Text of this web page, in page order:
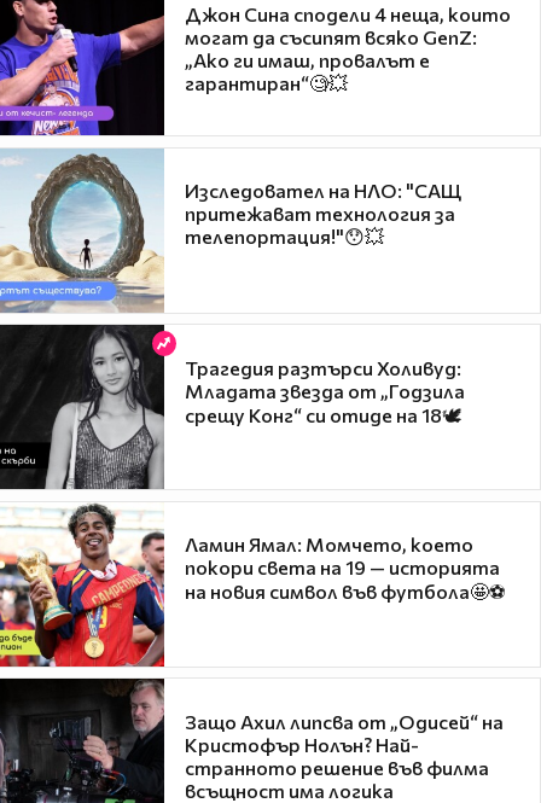
Джон Сина сподели 4 неща, които
могат да съсипят всяко GenZ:
„Ако ги имаш, провалът е
гарантиран“🧐💥
Изследовател на НЛО: "САЩ
притежават технология за
телепортация!"😯💥
Трагедия разтърси Холивуд:
Младата звезда от „Годзила
срещу Конг“ си отиде на 18🕊️
Ламин Ямал: Момчето, което
покори света на 19 — историята
на новия символ във футбола🤩⚽
Защо Ахил липсва от „Одисей“ на
Кристофър Нолън? Най-
странното решение във филма
всъщност има логика